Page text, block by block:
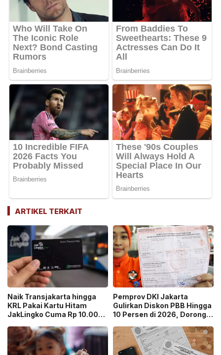
ARTIKEL TERKAIT
Naik Transjakarta hingga
KRL Pakai Kartu Hitam
JakLingko Cuma Rp 10.000,
Pemprov DKI Jakarta
Gulirkan Diskon PBB Hingga
10 Persen di 2026, Dorong